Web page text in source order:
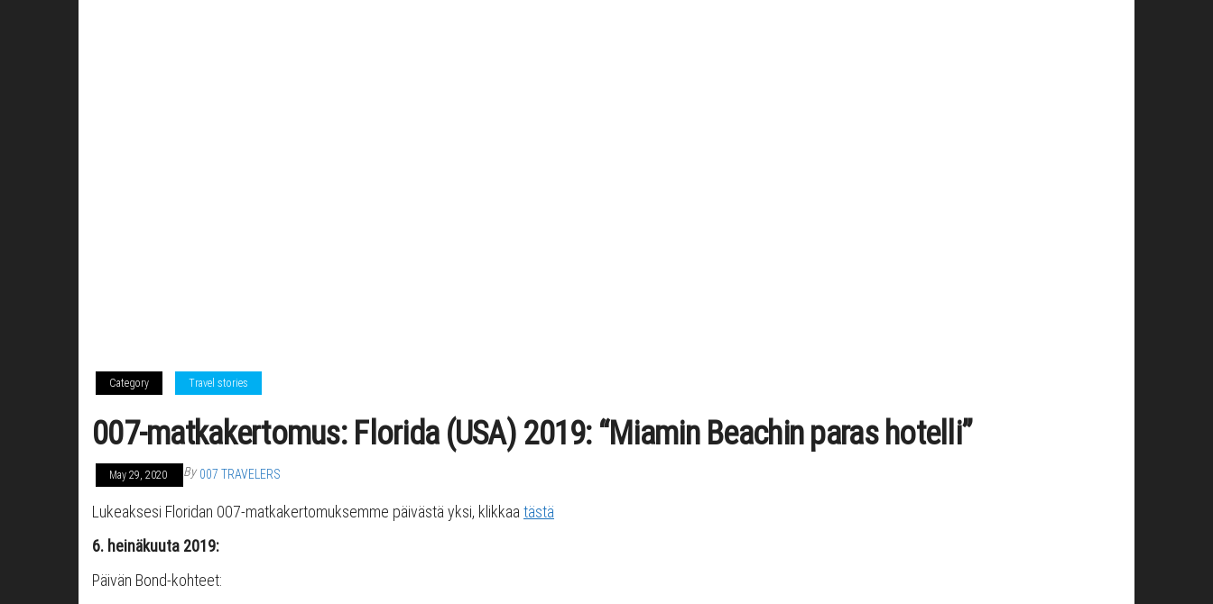
Category Travel stories
007-matkakertomus: Florida (USA) 2019: “Miamin Beachin paras hotelli”
May 29, 2020 By 007 TRAVELERS
Lukeaksesi Floridan 007-matkakertomuksemme päivästä yksi, klikkaa tästä
6. heinäkuuta 2019:
Päivän Bond-kohteet: